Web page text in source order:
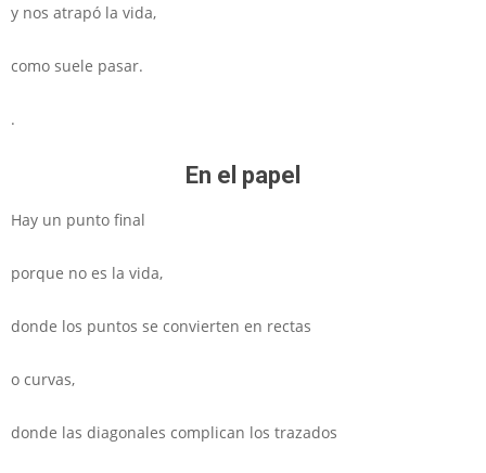
y nos atrapó la vida,
como suele pasar.
.
En el papel
Hay un punto final
porque no es la vida,
donde los puntos se convierten en rectas
o curvas,
donde las diagonales complican los trazados